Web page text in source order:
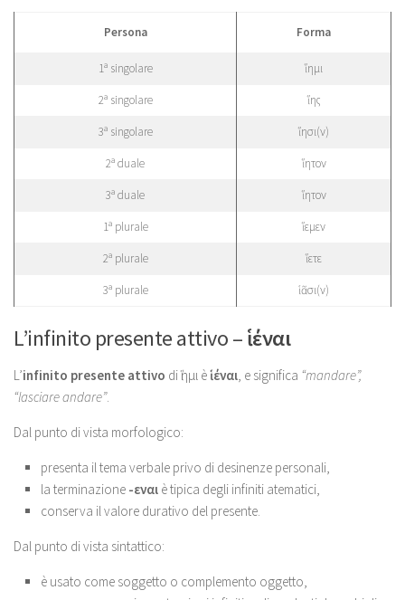
Persona Forma
1ª singolare ἵημι
2ª singolare ἵης
3ª singolare ἵησι(ν)
2ª duale ἵητον
3ª duale ἵητον
1ª plurale ἵεμεν
2ª plurale ἵετε
3ª plurale ἱᾶσι(ν)
L’infinito presente attivo –ἱέναι
L’infinito presente attivo di ἵημι èἱέναι, e significa “mandare”,
“lasciare andare”.
Dal punto di vista morfologico:
presenta il tema verbale privo di desinenze personali,
la terminazione -εναι è tipica degli infiniti atematici,
conserva il valore durativo del presente.
Dal punto di vista sintattico:
è usato come soggetto o complemento oggetto,